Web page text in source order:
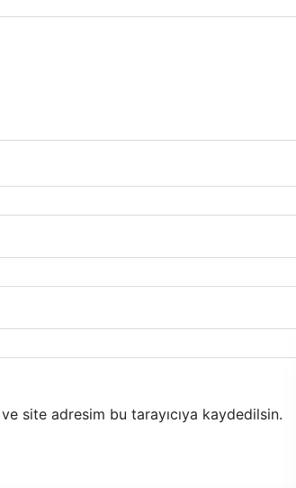
site adresim bu tarayıcıya kaydedilsin.